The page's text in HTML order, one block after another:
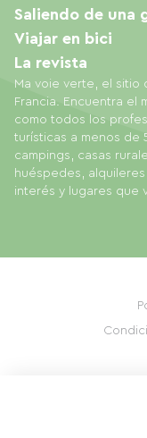
Ma voie verte, el sitio
Francia. Encuentra el
como todos los
turísticas a menos de
campings, casas
huéspedes,
interés y lugares que
Saliendo de una
Viajar en bici
La revista
© 2026 Ma Voie